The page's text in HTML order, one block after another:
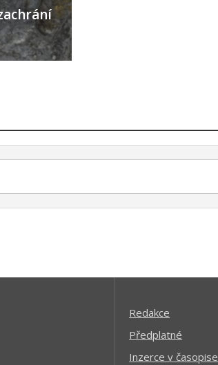
Redakce
Předplatné
Inzerce v časopise